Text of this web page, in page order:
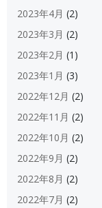
2023年4月 (2)
2023年3月 (2)
2023年2月 (1)
2023年1月 (3)
2022年12月 (2)
2022年11月 (2)
2022年10月 (2)
2022年9月 (2)
2022年8月 (2)
2022年7月 (2)